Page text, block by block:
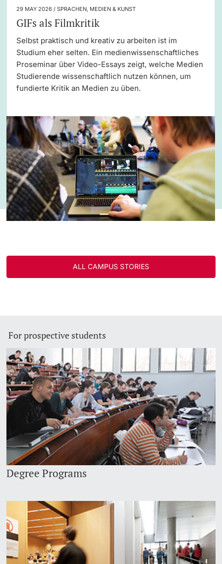
29 MAY 2026 / SPRACHEN, MEDIEN & KUNST
GIFs als Filmkritik
Selbst praktisch und kreativ zu arbeiten ist im
Studium eher selten. Ein medienwissenschaftliches
Proseminar über Video-Essays zeigt, welche Medien
Studierende wissenschaftlich nutzen können, um
fundierte Kritik an Medien zu üben.
ALL CAMPUS STORIES
For prospective students
Degree Programs